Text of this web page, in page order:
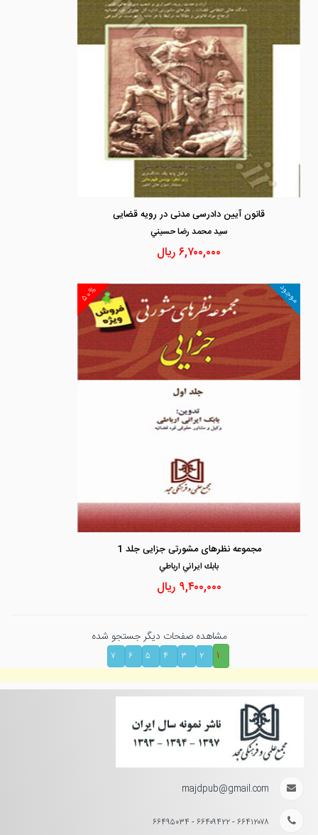
قانون آیین دادرسی مدنی در رویه قضایی
سيد محمد رضا حسيني
۶,۷۰۰,۰۰۰ریال
۵۰% موجود
مجموعه نظرهای مشورتی جزایی جلد 1
بابك ايراني ارباطي
۹,۴۰۰,۰۰۰ ریال
مشاهده صفحات دیگر جستجو شده
۱
۲ ۳ ۴ ۵ ۶ ۷
majdpub@gmail.com
۶۶۴۱۲۰۷۸ - ۶۶۴۰۹۴۲۲ - ۶۶۴۹۵۰۳۴